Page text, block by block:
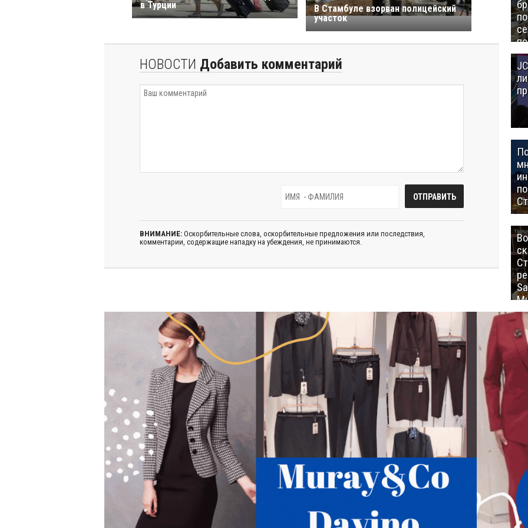
в Турции
В Стамбуле взорван полицейский
участок
НОВОСТИ Добавить комментарий
ВНИМАНИЕ: Оскорбительные слова, оскорбительные предложения или последствия,
комментарии, содержащие нападку на убеждения, не принимаются.